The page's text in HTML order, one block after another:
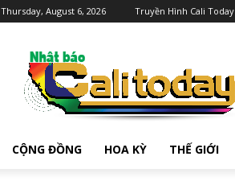
Thursday, August 6, 2026 Truyền Hình Cali Today
CỘNG ĐỒNG HOA KỲ THẾ GIỚI